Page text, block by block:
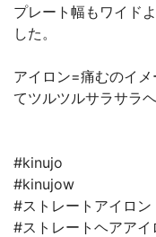
プレート幅もワイド
した。
アイロン=痛むのイ
てツルツルサラサラ
#kinujo
#kinujow
#ストレートアイロン
#ストレートヘアアイ